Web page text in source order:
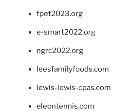
fpet2023.org
e-smart2022.org
ngrc2022.org
leesfamilyfoods.com
lewis-lewis-cpas.com
eleontennis.com